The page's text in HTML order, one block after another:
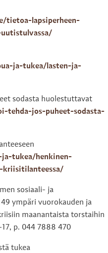
tietoa-lapsiperheen-
ja-tukea/lasten-ja-
sodasta huolestuttavat
jos-puheet-sodasta-
tukea/henkinen-
kriisitilanteessa/
sosiaali- ja
ympäri vuorokauden ja
maanantaista torstaihin
p. 044 7888 470
tukea